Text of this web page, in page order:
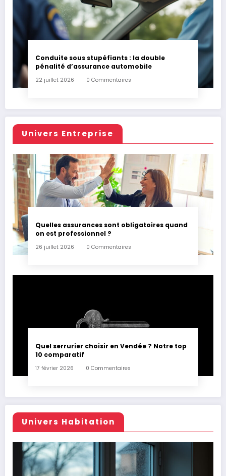
Conduite sous stupéfiants : la double
pénalité d’assurance automobile
22 juillet 2026 0 Commentaires
Univers Entreprise
Quelles assurances sont obligatoires quand
on est professionnel ?
26 juillet 2026 0 Commentaires
Quel serrurier choisir en Vendée ? Notre top
10 comparatif
17 février 2026 0 Commentaires
Univers Habitation